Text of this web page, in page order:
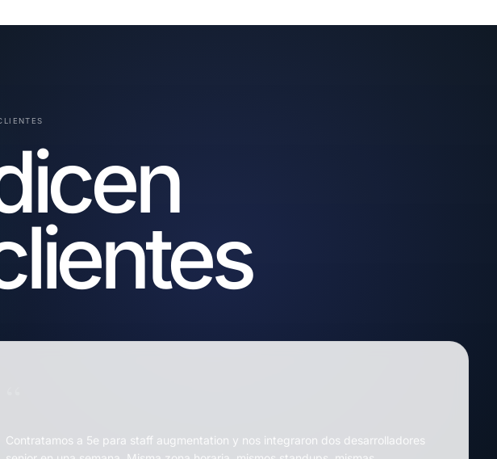
Contratamos a 5e para staff augmentation y nos integraron dos desarrolladores